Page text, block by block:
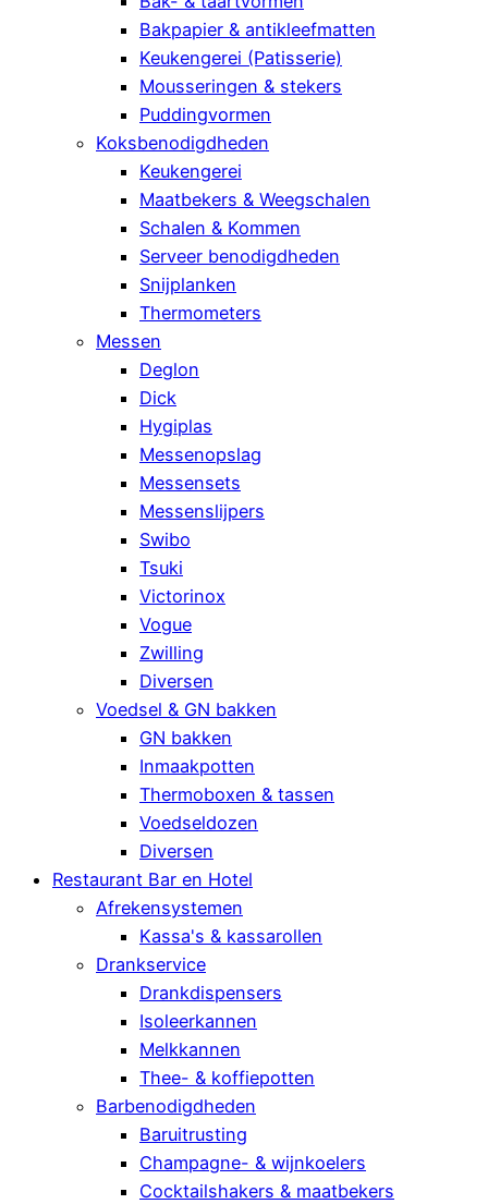
Bakpapier & antikleefmatten
Keukengerei (Patisserie)
Mousseringen & stekers
Puddingvormen
Koksbenodigdheden
Keukengerei
Maatbekers & Weegschalen
Schalen & Kommen
Serveer benodigdheden
Snijplanken
Thermometers
Messen
Deglon
Dick
Hygiplas
Messenopslag
Messensets
Messenslijpers
Swibo
Tsuki
Victorinox
Vogue
Zwilling
Diversen
Voedsel & GN bakken
GN bakken
Inmaakpotten
Thermoboxen & tassen
Voedseldozen
Diversen
Restaurant Bar en Hotel
Afrekensystemen
Kassa's & kassarollen
Drankservice
Drankdispensers
Isoleerkannen
Melkkannen
Thee- & koffiepotten
Barbenodigdheden
Baruitrusting
Champagne- & wijnkoelers
Cocktailshakers & maatbekers